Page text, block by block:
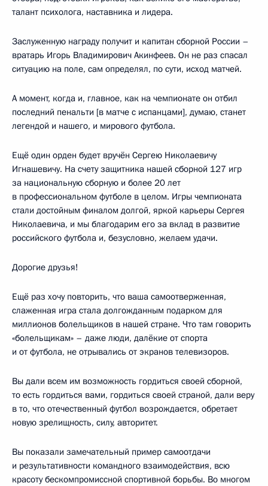
талант психолога, наставника и лидера.
Заслуженную награду получит и капитан сборной России –
вратарь Игорь Владимирович Акинфеев. Он не раз спасал
ситуацию на поле, сам определял, по сути, исход матчей.
А момент, когда и, главное, как на чемпионате он отбил
последний пенальти [в матче с испанцами], думаю, станет
легендой и нашего, и мирового футбола.
Ещё один орден будет вручён Сергею Николаевичу
Игнашевичу. На счету защитника нашей сборной 127 игр
за национальную сборную и более 20 лет
в профессиональном футболе в целом. Игры чемпионата
стали достойным финалом долгой, яркой карьеры Сергея
Николаевича, и мы благодарим его за вклад в развитие
российского футбола и, безусловно, желаем удачи.
Дорогие друзья!
Ещё раз хочу повторить, что ваша самоотверженная,
слаженная игра стала долгожданным подарком для
миллионов болельщиков в нашей стране. Что там говорить
«болельщикам» – даже люди, далёкие от спорта
и от футбола, не отрывались от экранов телевизоров.
Вы дали всем им возможность гордиться своей сборной,
то есть гордиться вами, гордиться своей страной, дали веру
в то, что отечественный футбол возрождается, обретает
новую зрелищность, силу, авторитет.
Вы показали замечательный пример самоотдачи
и результативности командного взаимодействия, всю
красоту бескомпромиссной спортивной борьбы. Во многом